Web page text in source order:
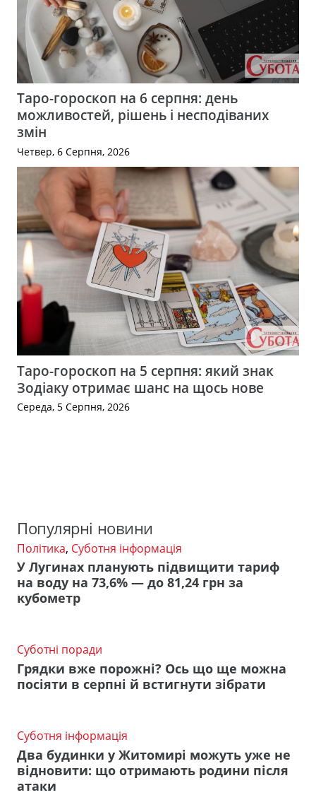
Таро-гороскоп на 6 серпня: день
можливостей, рішень і несподіваних
змін
Четвер, 6 Серпня, 2026
Таро-гороскоп на 5 серпня: який знак
Зодіаку отримає шанс на щось нове
Середа, 5 Серпня, 2026
Популярні новини
Політика, Суботня інформація
У Лугинах планують підвищити тариф
на воду на 73,6% — до 81,24 грн за
кубометр
Суботні поради
Грядки вже порожні? Ось що ще можна
посіяти в серпні й встигнути зібрати
Суботня інформація
Два будинки у Житомирі можуть уже не
відновити: що отримають родини після
атаки